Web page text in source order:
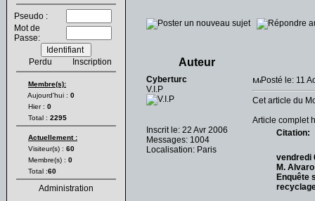
Pseudo :
Mot de
Passe:
Perdu Inscription
Membre(s):
Aujourd'hui : 0
Hier : 0
Total : 2295
Actuellement :
Visiteur(s) : 60
Membre(s) : 0
Total :60
Administration
Auteur
Cyberturc
V.I.P
Inscrit le: 22 Avr 2006
Messages: 1004
Localisation: Paris
Posté le: 11
Cet article du
Article complet
Citation:
vendredi
M.
Enquête